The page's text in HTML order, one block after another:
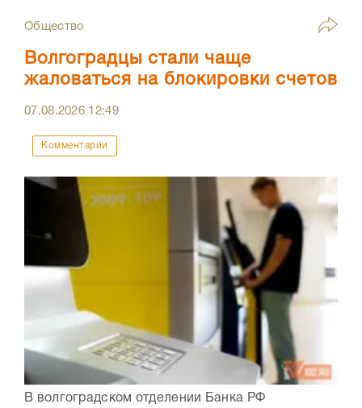
Общество
Волгоградцы стали чаще
жаловаться на блокировки счетов
07.08.2026 12:49
Комментарии
В волгоградском отделении Банка РФ